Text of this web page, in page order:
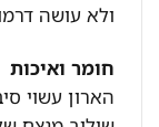
ולא עושה
חומר ואיכות
הארון עשוי